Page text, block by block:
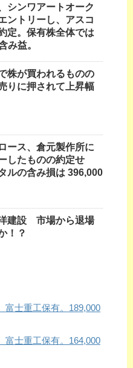
シンワアートオーク
ントリーし、アスコ
定。保有株全体では
み益。
株が買われるものの
りに押されて上昇幅
ース、倉元製作所に
したものの約定せ
ルの含み損は 396,000
建設 市場から退場
！？
富士重工保有。189,000
富士重工保有。164,000